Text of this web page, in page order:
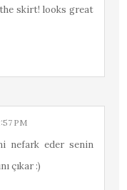
skirt! looks great
PM
nefark eder senin
çıkar :)